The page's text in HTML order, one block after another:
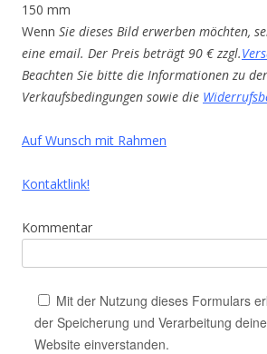
150 mm
Wenn Sie dieses Bild erwerben möchten,
eine email. Der Preis beträgt 90 € zzgl.
Beachten Sie bitte die Informationen zu
Verkaufsbedingungen sowie die
Auf Wunsch mit Rahmen
Kontaktlink!
Kommentar
Mit der Nutzung dieses Formulars
der Speicherung und Verarbeitung
Website einverstanden.